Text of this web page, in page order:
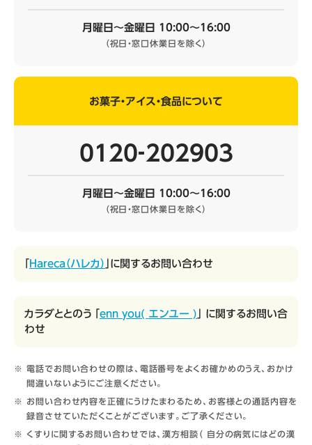
月曜日～金曜日 10:00～16:00
（祝日・窓口休業日を除く）
お菓子・アイス・食品について
0120‐202903
月曜日～金曜日 10:00～16:00
（祝日・窓口休業日を除く）
Hareca（ハレカ） 」に関するお問い合わせ
カラダととのう 「 enn you( エンユー ) 」 に関するお問い合
わせ
電話でお問い合わせの際は、電話番号をよくお確かめのうえ、おかけ
間違いないようにご注意ください。
お問い合わせ内容を正確にうけたまわるため、お客様との通話内容を
録音させていただくことがございます。ご了承ください。
くすりに関するお問い合わせでは、漢方相談（ 自分の病気にはどの漢